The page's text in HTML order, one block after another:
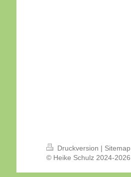
Druckversion | Sitemap
© Heike Schulz 2024-2026